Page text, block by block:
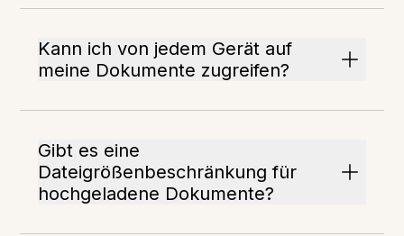
Kann ich von jedem Gerät auf
meine Dokumente zugreifen?
Gibt es eine
Dateigrößenbeschränkung für
hochgeladene Dokumente?